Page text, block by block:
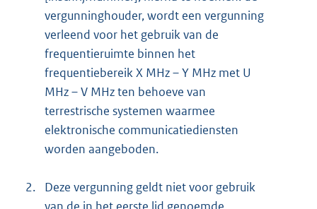
vergunninghouder, wordt een vergunning
verleend voor het gebruik van de
frequentieruimte binnen het
frequentiebereik X MHz – Y MHz met U
MHz – V MHz ten behoeve van
terrestrische systemen waarmee
elektronische communicatiediensten
worden aangeboden.
2.
Deze vergunning geldt niet voor gebruik